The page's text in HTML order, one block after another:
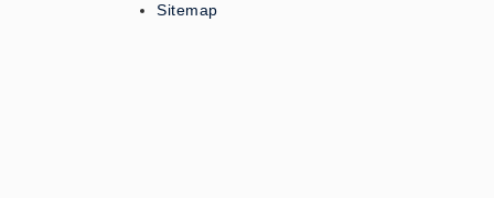
Sitemap